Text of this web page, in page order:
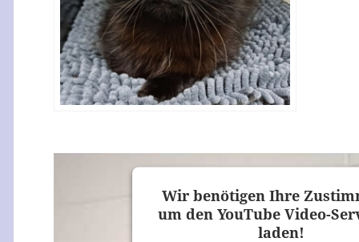
Wir benötigen Ihre
um den YouTube Video-
laden!